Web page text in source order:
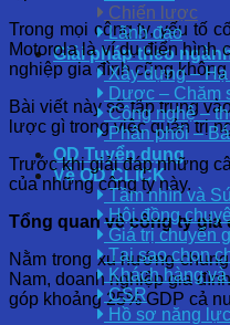
Chiến lược
Lãnh đạo
Giải pháp theo
Xây dựng – Hạ
Dược – Chăm
Công nghệ –
Phân phối –
OD Tuyển dụng
Về OD CLICK
Tầm nhìn và
Hội đồng
Giá trị chuyển
Tại sao chọn
Khách hàng
CSR
Hồ sơ năng lực
Trong mọi công ty, yếu tố
Motorola là ví dụ điển hình
nghiệp gia đình cũng
Bài viết này sẽ tập trung
lược gì trong việc quản trị
Trước khi giải đáp những
của những công ty này.
Tổng quan về công ty gia
Nằm trong xu hướng
Nam, doanh nghiệp gia
góp khoảng 25% GDP cả